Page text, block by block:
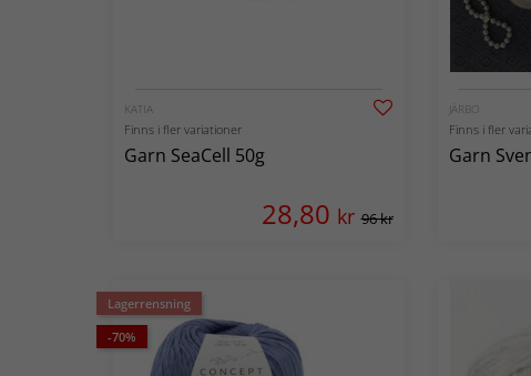
KATIA
Finns i fler variationer
Garn SeaCell 50g
28,80 kr 96 kr
JÄRBO
Finns i fler
Garn
Lagerrensning
-70%